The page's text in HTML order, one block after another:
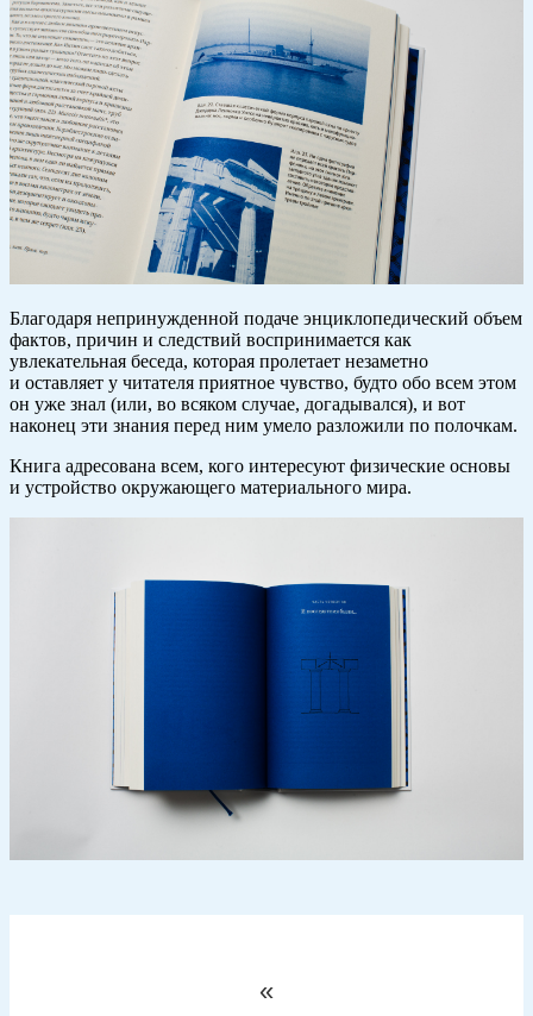
Благодаря непринужденной подаче энциклопедический объем
фактов, причин и следствий воспринимается как
увлекательная беседа, которая пролетает незаметно
и оставляет у читателя приятное чувство, будто обо всем этом
он уже знал (или, во всяком случае, догадывался), и вот
наконец эти знания перед ним умело разложили по полочкам.
Книга адресована всем, кого интересуют физические основы
и устройство окружающего материального мира.
«